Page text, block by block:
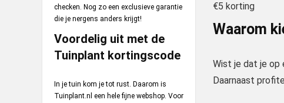
checken. Nog zo een exclusieve garantie
die je nergens anders krijgt!
Voordelig uit met de
Tuinplant kortingscode
In je tuin kom je tot rust. Daarom is
Tuinplant.nl een hele fijne webshop. Voor
€5 korting
Waarom
Wist je dat je op
Daarnaast